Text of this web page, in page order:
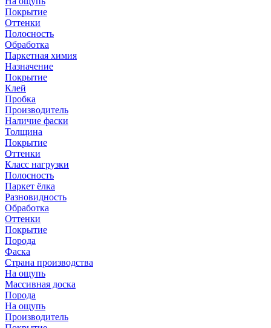
Покрытие
Оттенки
Полосность
Обработка
Паркетная химия
Назначение
Покрытие
Клей
Пробка
Производитель
Наличие фаски
Толщина
Покрытие
Оттенки
Класс нагрузки
Полосность
Паркет ёлка
Разновидность
Обработка
Оттенки
Покрытие
Порода
Фаска
Страна производства
На ощупь
Массивная доска
Порода
На ощупь
Производитель